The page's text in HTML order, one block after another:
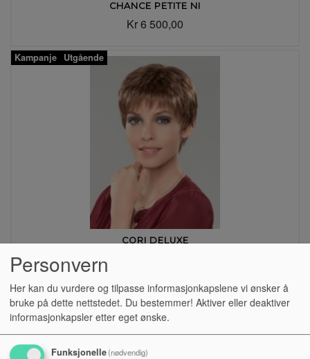
CHANCE PETITE NI
Kr 6 500,00
Kampanje Utgående
CORI DELUXE
Kr 6 200,00
Kampanje Utgående
Personvern
Her kan du vurdere og tilpasse informasjonkapslene vi ønsker å
bruke på dette nettstedet. Du bestemmer! Aktiver eller deaktiver
informasjonkapsler etter eget ønske.
Funksjonelle(nødvendig)